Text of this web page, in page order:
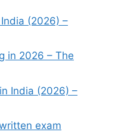
(2026) –
in 2026 – The
India (2026) –
exam